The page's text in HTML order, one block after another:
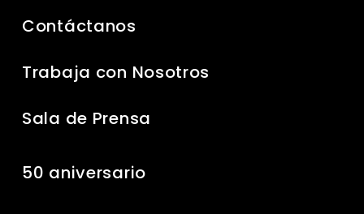
Contáctanos
Trabaja con Nosotros
Sala de Prensa
50 aniversario